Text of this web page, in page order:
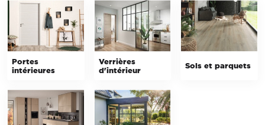
Portes
intérieures
Verrières
d'intérieur
Sols et parquets